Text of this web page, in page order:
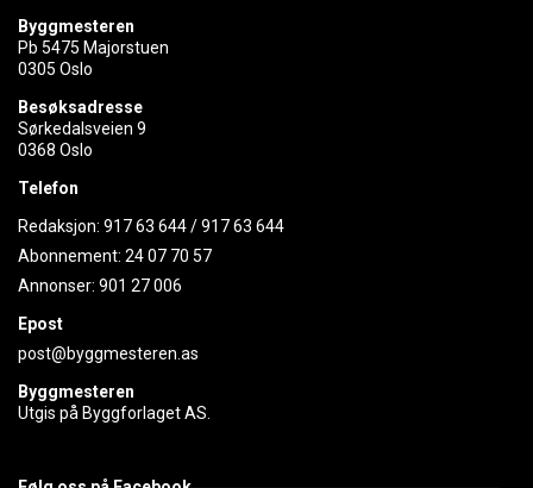
Byggmesteren
Pb 5475 Majorstuen
0305 Oslo
Besøksadresse
Sørkedalsveien 9
0368 Oslo
Telefon
Redaksjon: 917 63 644/917 63 644
Abonnement: 24 07 70 57
Annonser: 901 27 006
Epost
post@byggmesteren.as
Byggmesteren
Utgis på Byggforlaget AS.